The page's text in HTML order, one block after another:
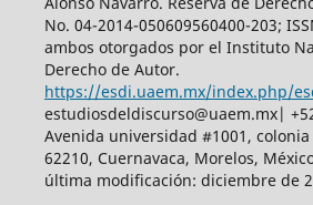
No. 04-2014-050609560400-203;
ambos otorgados por el Instituto
Derecho de Autor.
https://esdi.uaem.mx/index.php/
estudiosdeldiscurso@uaem.mx|
Avenida universidad #1001, colonia
62210, Cuernavaca, Morelos,
última modificación: diciembre de